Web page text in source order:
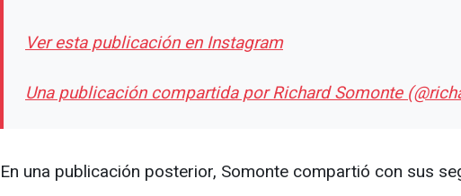
Ver esta publicación en Instagram
Una publicación compartida por Richard Somonte
En una publicación posterior, Somonte compartió con sus